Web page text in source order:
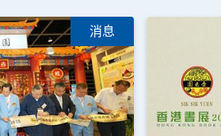
消息